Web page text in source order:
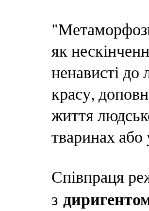
як
ненависті до
красу,
життя
тваринах або
Співпраця
з